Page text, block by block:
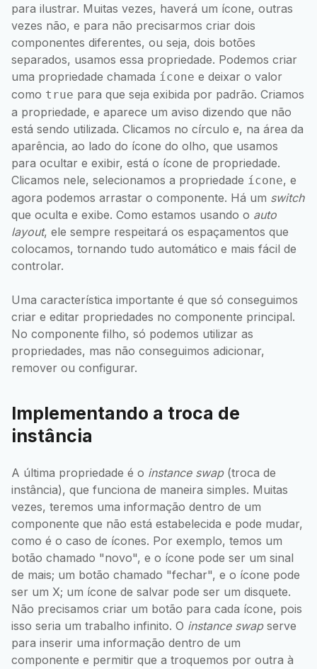
para ilustrar. Muitas vezes, haverá um ícone, outras
vezes não, e para não precisarmos criar dois
componentes diferentes, ou seja, dois botões
separados, usamos essa propriedade. Podemos criar
uma propriedade chamada ícone e deixar o valor
como true para que seja exibida por padrão. Criamos
a propriedade, e aparece um aviso dizendo que não
está sendo utilizada. Clicamos no círculo e, na área da
aparência, ao lado do ícone do olho, que usamos
para ocultar e exibir, está o ícone de propriedade.
Clicamos nele, selecionamos a propriedade ícone, e
agora podemos arrastar o componente. Há um switch
que oculta e exibe. Como estamos usando o auto
layout, ele sempre respeitará os espaçamentos que
colocamos, tornando tudo automático e mais fácil de
controlar.
Uma característica importante é que só conseguimos
criar e editar propriedades no componente principal.
No componente filho, só podemos utilizar as
propriedades, mas não conseguimos adicionar,
remover ou configurar.
Implementando a troca de
instância
A última propriedade é o instance swap(troca de
instância), que funciona de maneira simples. Muitas
vezes, teremos uma informação dentro de um
componente que não está estabelecida e pode mudar,
como é o caso de ícones. Por exemplo, temos um
botão chamado "novo", e o ícone pode ser um sinal
de mais; um botão chamado "fechar", e o ícone pode
ser um X; um ícone de salvar pode ser um disquete.
Não precisamos criar um botão para cada ícone, pois
isso seria um trabalho infinito. O instance swapserve
para inserir uma informação dentro de um
componente e permitir que a troquemos por outra à